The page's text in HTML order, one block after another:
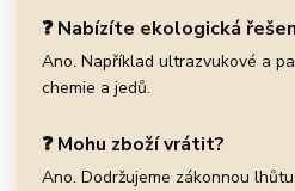
❓ Nabízíte ekologická
Ano. Například ultrazvukové a
chemie a jedů.
❓ Mohu zboží vrátit?
Ano. Dodržujeme zákonnou